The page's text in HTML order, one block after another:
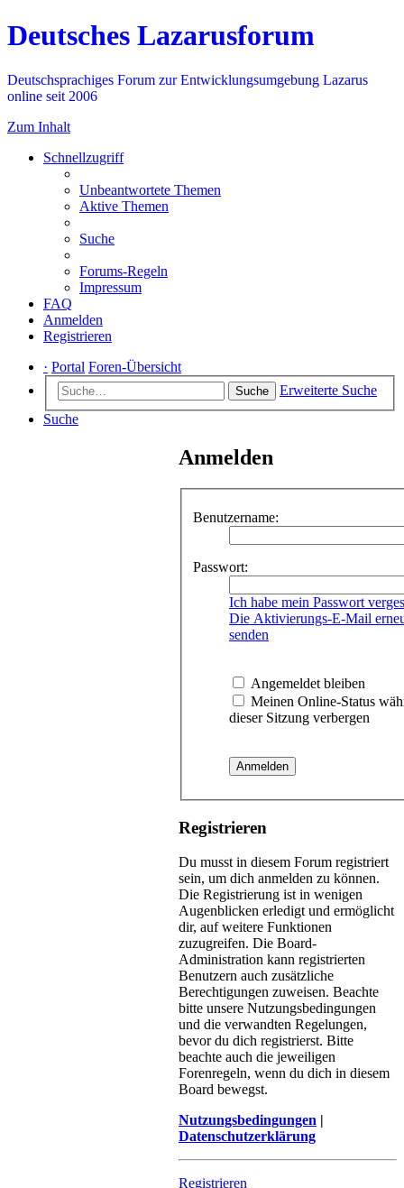
Deutsches Lazarusforum
Deutschsprachiges Forum zur Entwicklungsumgebung Lazarus
online seit 2006
Zum Inhalt
Schnellzugriff
Unbeantwortete Themen
Aktive Themen
Suche
Forums-Regeln
Impressum
FAQ
Anmelden
Registrieren
· Portal Foren-Übersicht
Suche
Erweiterte Suche
Suche
Anmelden
Benutzername:
Passwort:
Ich habe mein Passwort
Die Aktivierungs-E-Mail
senden
Angemeldet bleiben
Meinen Online-Status
dieser Sitzung verbergen
Registrieren
Du musst in diesem Forum registriert
sein, um dich anmelden zu können.
Die Registrierung ist in wenigen
Augenblicken erledigt und ermöglicht
dir, auf weitere Funktionen
zuzugreifen. Die Board-
Administration kann registrierten
Benutzern auch zusätzliche
Berechtigungen zuweisen. Beachte
bitte unsere Nutzungsbedingungen
und die verwandten Regelungen,
bevor du dich registrierst. Bitte
beachte auch die jeweiligen
Forenregeln, wenn du dich in diesem
Board bewegst.
Nutzungsbedingungen |
Datenschutzerklärung
Registrieren